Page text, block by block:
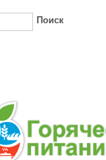
Поиск